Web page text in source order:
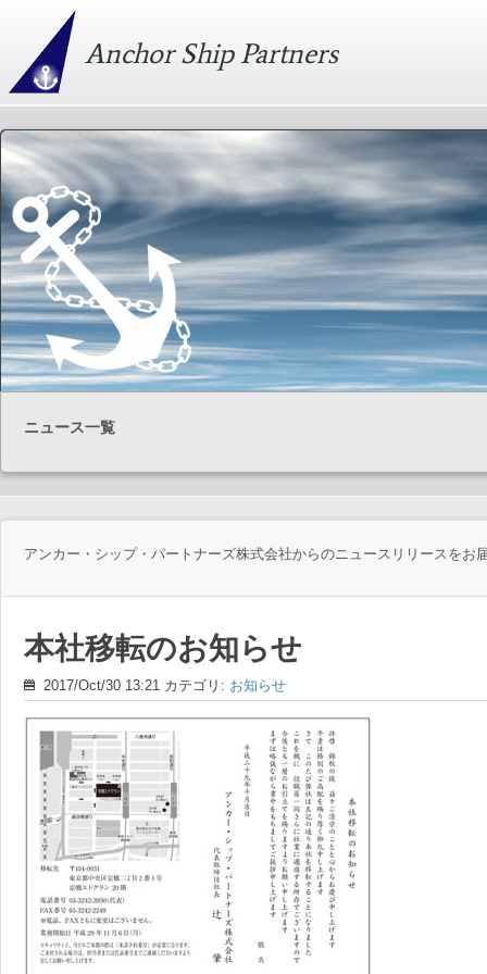
Anchor Ship Partners
ニュース一覧
アンカー・シップ・パートナーズ株式会社からのニュースリリースをお
本社移転のお知らせ
2017/Oct/30 13:21 カテゴリ: お知らせ